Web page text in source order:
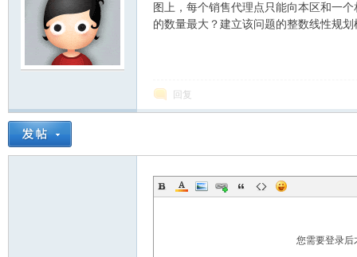
图上，每个销售代理点只能向本区和一
的数量最大？建立该问题的整数线性规
回复
您需要登录